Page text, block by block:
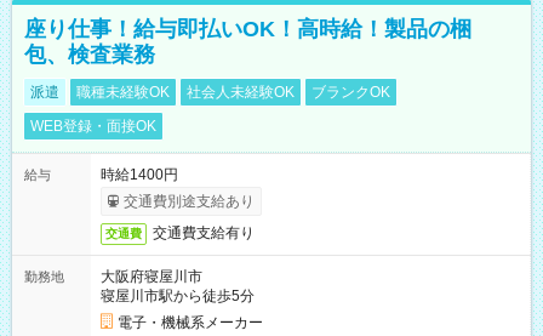
座り仕事！給与即払いOK！高時給！製品の梱
包、検査業務
派遣 職種未経験OK 社会人未経験OK
ブランクOK
WEB登録・面接OK
給与
時給1400円
交通費別途支給あり
交通費 交通費支給有り
勤務地
大阪府寝屋川市
寝屋川市駅から徒歩5分
電子・機械系メーカー